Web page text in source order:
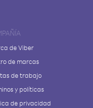
de Viber
de marcas
de trabajo
y políticas
de privacidad